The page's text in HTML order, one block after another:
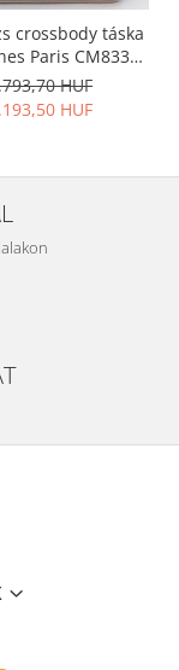
crossbody táska
Paris CM8330
15 HUF
HUF